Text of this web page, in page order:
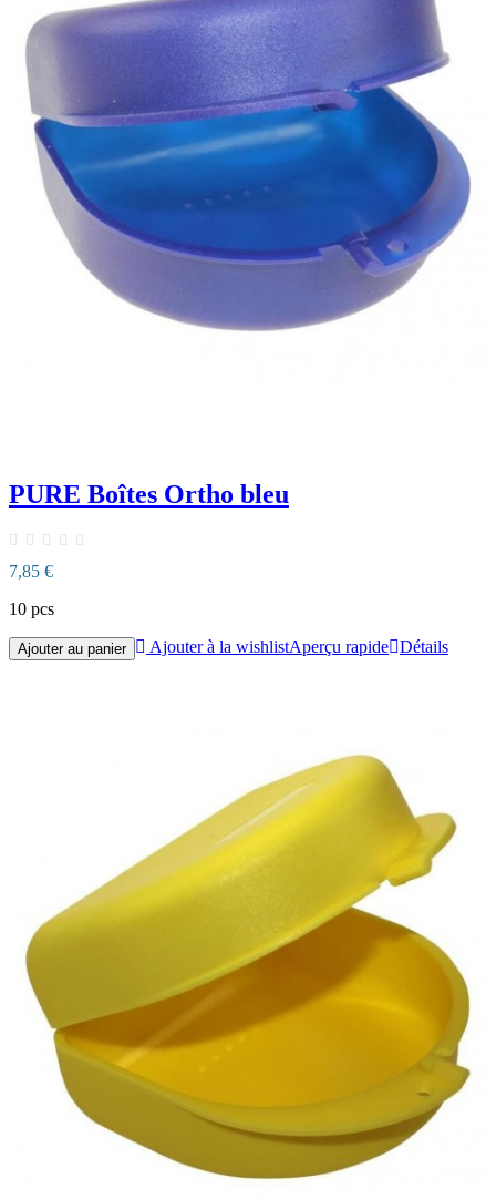
PURE Boîtes Ortho bleu
7,85 €
10 pcs
Ajouter au panier Ajouter à la wishlistAperçu rapide Détails